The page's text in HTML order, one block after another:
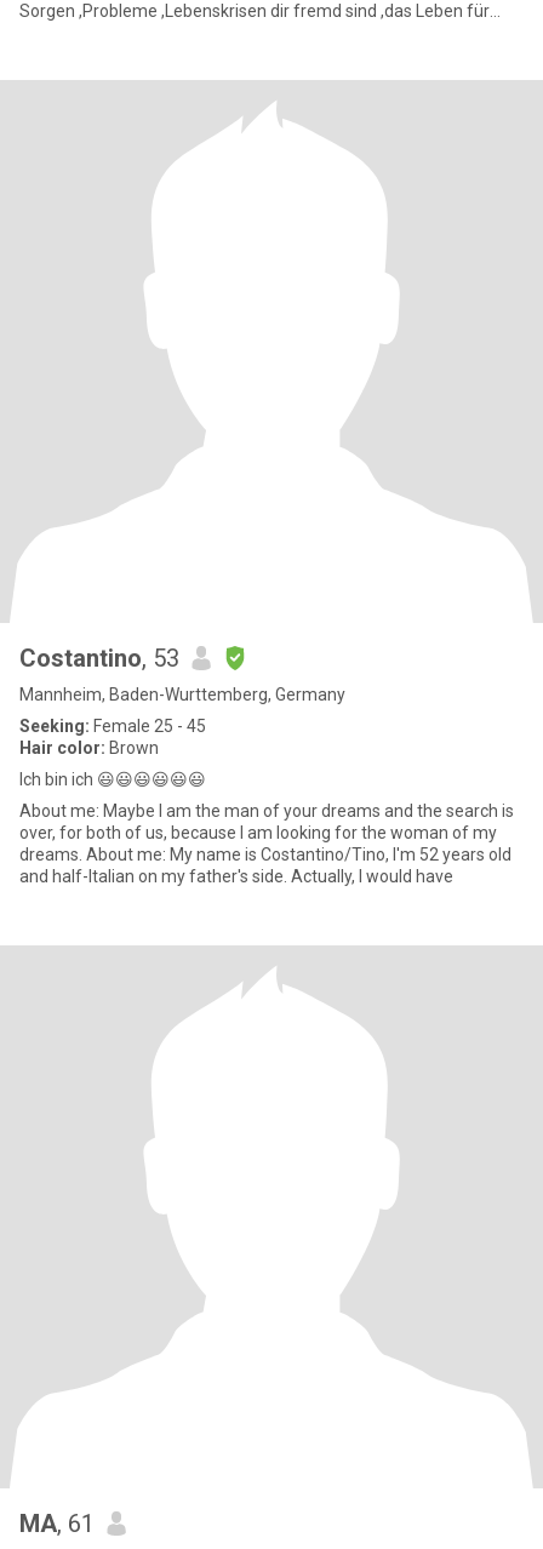
Sorgen ,Probleme ,Lebenskrisen dir fremd sind ,das Leben für
Costantino, 53
Mannheim, Baden-Wurttemberg, Germany
Seeking: Female 25 - 45
Hair color: Brown
Ich bin ich 😃😃😃😃😃😃
About me: Maybe I am the man of your dreams and the search is
over, for both of us, because I am looking for the woman of my
dreams. About me: My name is Costantino/Tino, I'm 52 years old
and half-Italian on my father's side. Actually, I would have
MA, 61